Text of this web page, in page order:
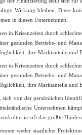
Wirkung bleiben. Diese
in diesen Unternehmen.
in Krisenzeiten durch
gesunden Betriebs- und
ihre Marktanteile und
in Krisenzeiten durch
gesunden Betriebs- und
ihre Marktanteile und
von der persönlichen
Unternehmen
ist oft das größte
weder staatlicher